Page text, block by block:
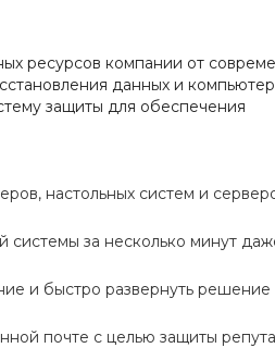
ресурсов компании от
данных и
защиты для обеспечения
настольных систем и
за несколько минут
и быстро развернуть решение
почте с целью защиты